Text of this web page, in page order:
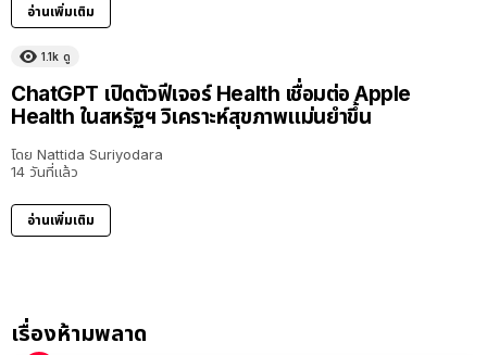
อ่านเพิ่มเติม
1.1k ดู
ChatGPT เปิดตัวฟีเจอร์ Health เชื่อมต่อ Apple
Health ในสหรัฐฯ วิเคราะห์สุขภาพแม่นยำขึ้น
โดย Nattida Suriyodara
14 วันที่แล้ว
อ่านเพิ่มเติม
เรื่องห้ามพลาด